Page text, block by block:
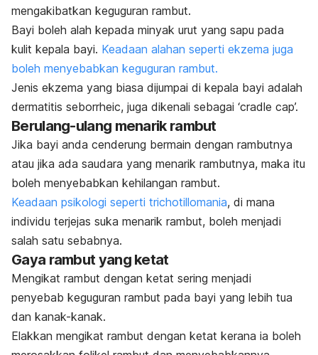
mengakibatkan keguguran rambut.
Bayi boleh alah kepada minyak urut yang sapu pada
kulit kepala bayi. Keadaan alahan seperti ekzema juga
boleh menyebabkan keguguran rambut.
Jenis ekzema yang biasa dijumpai di kepala bayi adalah
dermatitis seborrheic, juga dikenali sebagai ‘cradle cap’.
Berulang-ulang menarik rambut
Jika bayi anda cenderung bermain dengan rambutnya
atau jika ada saudara yang menarik rambutnya, maka itu
boleh menyebabkan kehilangan rambut.
Keadaan psikologi seperti trichotillomania, di mana
individu terjejas suka menarik rambut, boleh menjadi
salah satu sebabnya.
Gaya rambut yang ketat
Mengikat rambut dengan ketat sering menjadi
penyebab keguguran rambut pada bayi yang lebih tua
dan kanak-kanak.
Elakkan mengikat rambut dengan ketat kerana ia boleh